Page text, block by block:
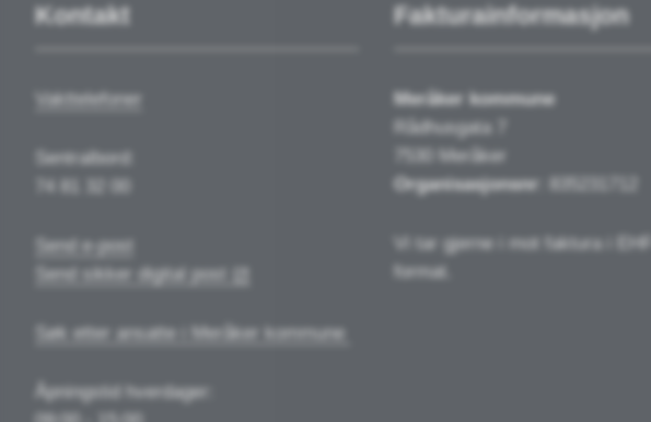
Kontakt
Vakttelefoner
Sentralbord:
Send e-post
Send sikker digital post
Søk etter ansatte i Meråker kommune
Åpningstid hverdager:
Fakturainformasjon
Meråker kommune
Rådhusgata 7
7530 Meråker
Organisasjonsnr
Vi tar gjerne i mot faktura i EHF-
format.